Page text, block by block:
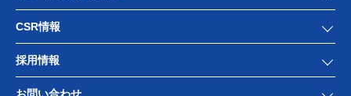
CSR情報
採用情報
お問い合わせ